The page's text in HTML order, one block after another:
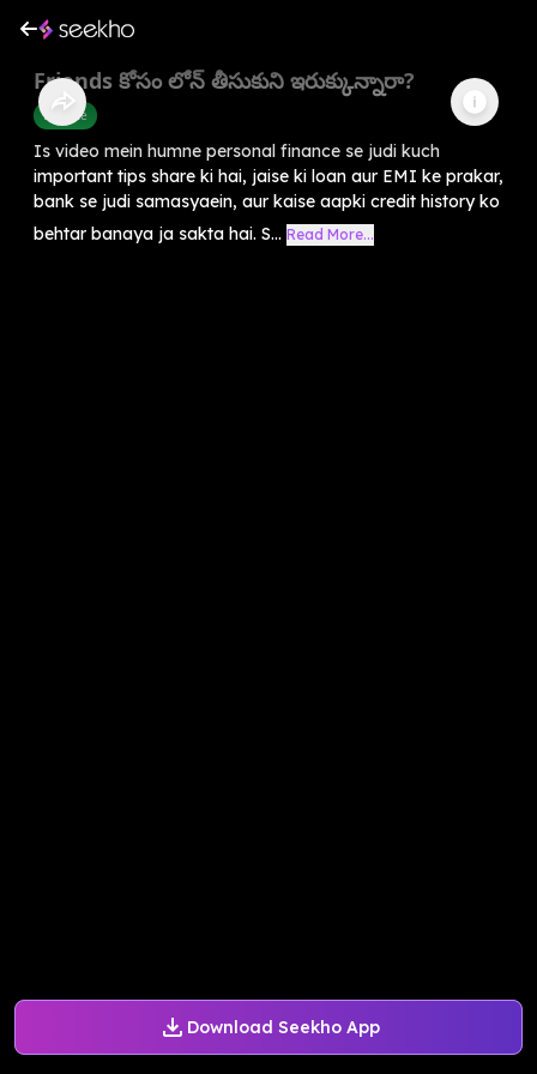
Download Seekho App
Friends కోసం లోన్ తీసుకుని ఇరుక్కున్నారా?
Finance
Is video mein humne personal finance se judi kuch
important tips share ki hai, jaise ki loan aur EMI ke prakar,
bank se judi samasyaein, aur kaise aapki credit history ko
behtar banaya ja sakta hai. S... Read More...